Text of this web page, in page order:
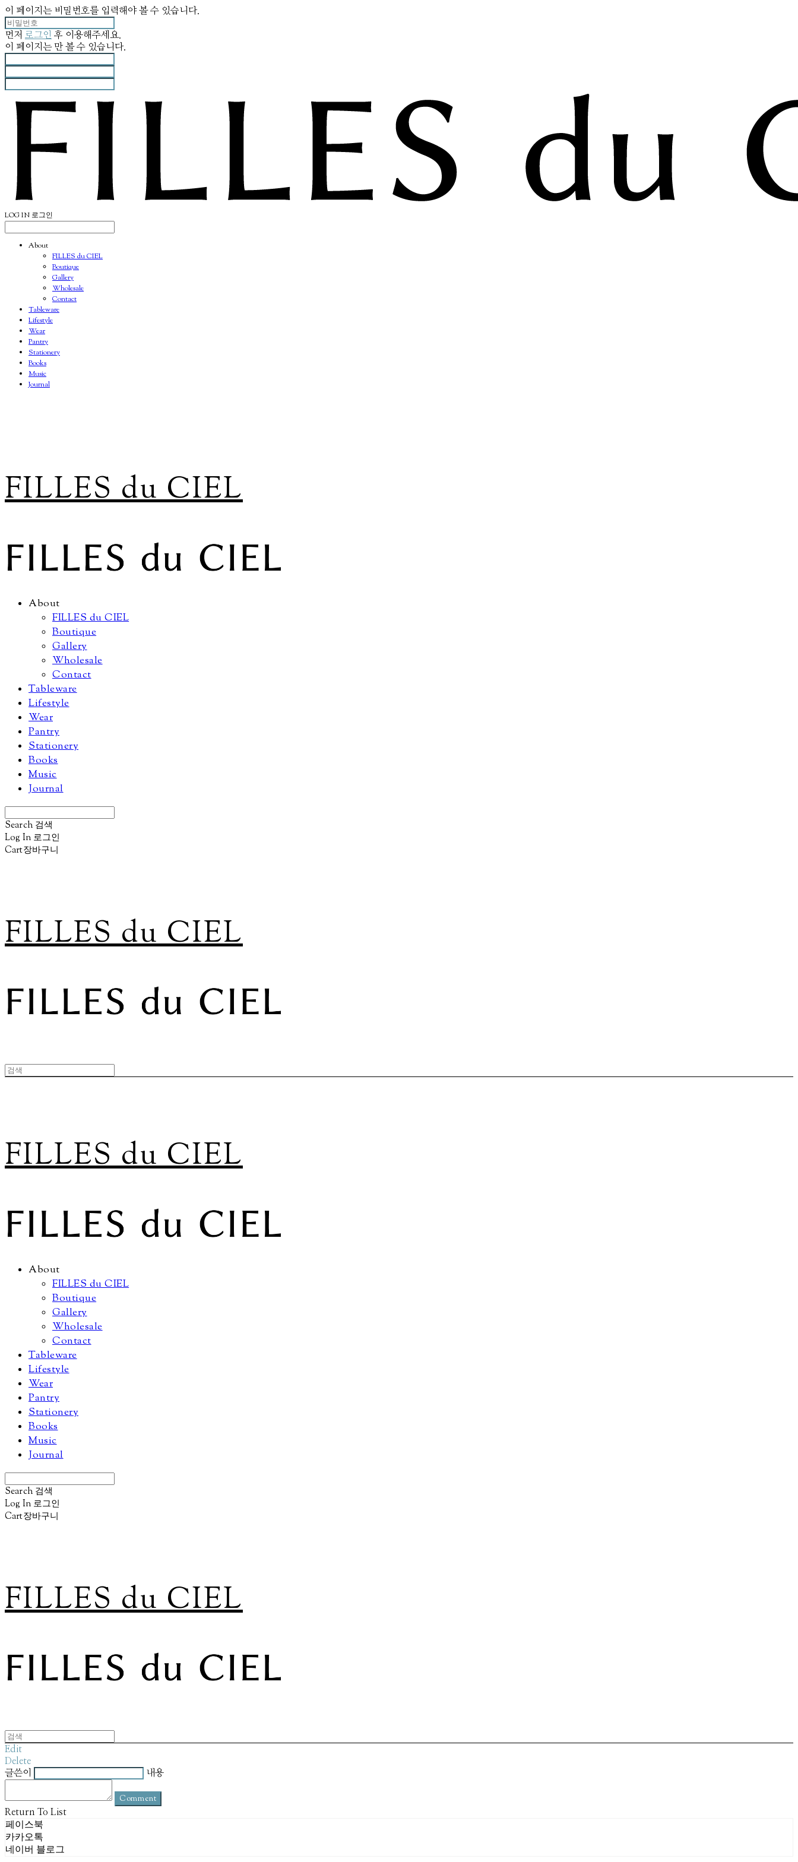
이 페이지는 비밀번호를 입력해야 볼 수 있습니다.
먼저 로그인 후 이용해주세요.
이 페이지는만 볼 수 있습니다.
LOG IN 로그인
About
FILLES du CIEL
Boutique
Gallery
Wholesale
Contact
Tableware
Lifestyle
Wear
Pantry
Stationery
Books
Music
Journal
FILLES du CIEL
About
FILLES du CIEL
Boutique
Gallery
Wholesale
Contact
Tableware
Lifestyle
Wear
Pantry
Stationery
Books
Music
Journal
Search 검색
Log In 로그인
Cart장바구니
FILLES du CIEL
FILLES du CIEL
About
FILLES du CIEL
Boutique
Gallery
Wholesale
Contact
Tableware
Lifestyle
Wear
Pantry
Stationery
Books
Music
Journal
Search 검색
Log In 로그인
Cart장바구니
FILLES du CIEL
Edit
Delete
글쓴이
내용
Comment
Return To List
페이스북
카카오톡
네이버 블로그